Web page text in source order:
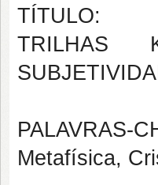
TÍTULO:
TRILHAS
PALAVRAS-
Metafísica,